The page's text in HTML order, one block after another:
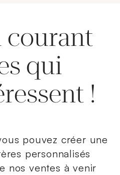
courant
qui
!
pouvez créer une
personnalisés
nos ventes à venir